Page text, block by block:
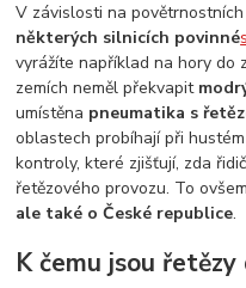
V závislosti na
některých silnicích povinné
vyrážíte například na hory do
zemích neměl překvapit
umístěna pneumatika s
oblastech probíhají při
kontroly, které zjišťují, zda
řetězového provozu. To ovšem
ale také o České republice.
K čemu jsou řetězy